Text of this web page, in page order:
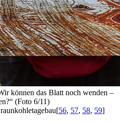
können das Blatt noch wenden –
(Foto 6/11)
[56, 57, 58, 59]